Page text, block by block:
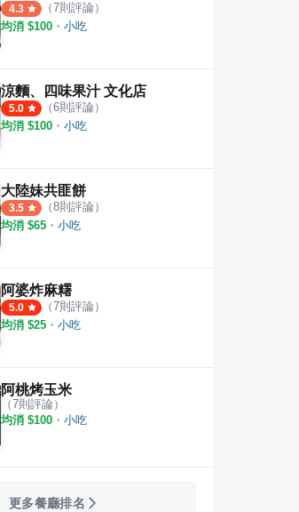
嘉義公園火雞肉飯
4.5
4.3 （7則評論）
均消 $100 ・ 小吃
涼麵、四味果汁 文化店
5.0 （6則評論）
均消 $100 ・ 小吃
大陸妹共匪餅
3.5 （8則評論）
均消 $65 ・ 小吃
阿婆炸麻糬
5.0 （7則評論）
均消 $25 ・ 小吃
阿桃烤玉米
（7則評論）
均消 $100 ・ 小吃
更多餐廳排名